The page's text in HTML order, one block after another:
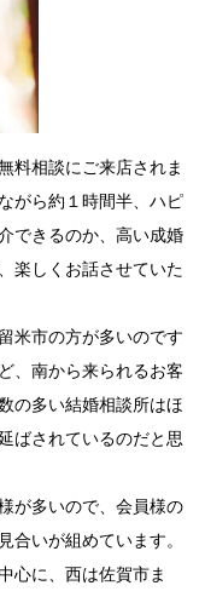
料相談にご来店されま
がら約１時間半、ハピ
できるのか、高い成婚
楽しくお話させていた
米市の方が多いのです
、南から来られるお客
の多い結婚相談所はほ
ばされているのだと思
が多いので、会員様の
合いが組めています。
心に、西は佐賀市ま